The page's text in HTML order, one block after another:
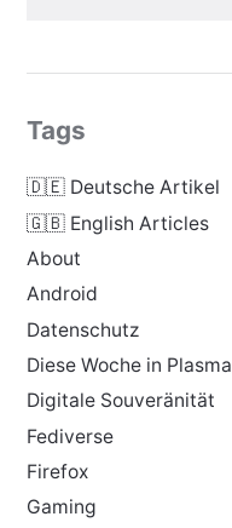
Tags
🇩🇪 Deutsche Artikel
🇬🇧 English Articles
About
Android
Datenschutz
Diese Woche in Plasma
Digitale Souveränität
Fediverse
Firefox
Gaming